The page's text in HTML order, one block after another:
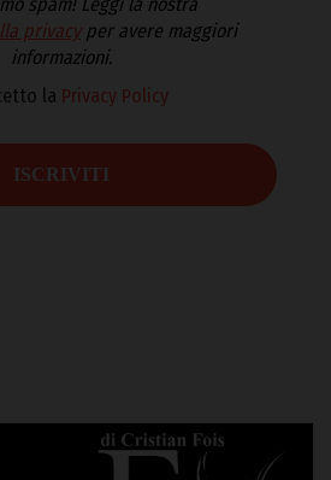
privacyper avere maggiori
informazioni.
la Privacy Policy